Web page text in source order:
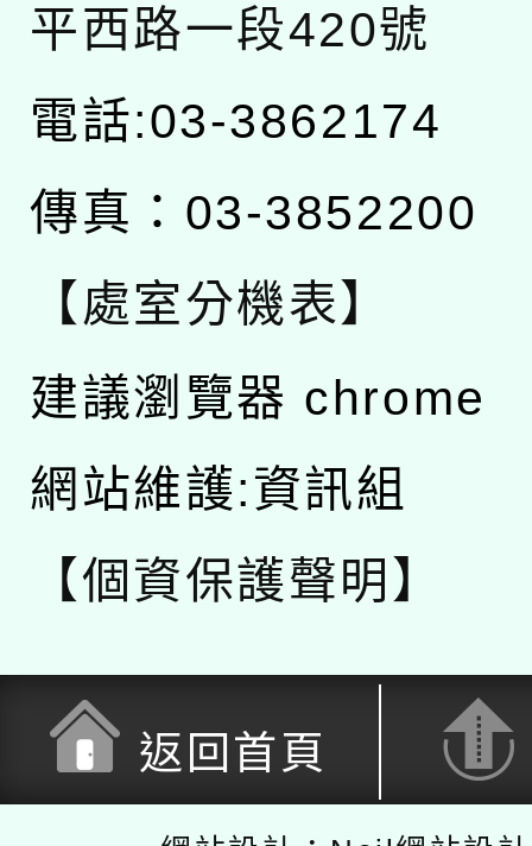
平西路一段420號
電話:03-3862174
傳真：03-3852200
【處室分機表】
建議瀏覽器 chrome
網站維護:資訊組
【個資保護聲明】
返回首頁